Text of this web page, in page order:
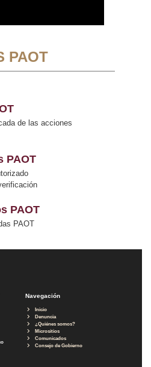
PAOT
de las acciones
PAOT
PAOT
PAOT
Navegación
Inicio
Denuncia
¿Quiénes somos?
Micrositios
Comunicados
Consejo de Gobierno